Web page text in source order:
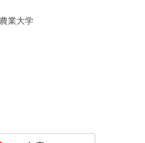
業大学